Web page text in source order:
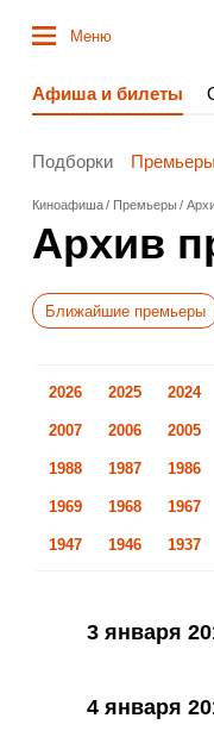
Меню
Афиша и билеты
Подборки Премьеры
Киноафиша Премьеры
Архив
Ближайшие премьеры
2026 2025 2024
2007 2006 2005
1988 1987 1986
1969 1968 1967
1947 1946 1937
3 января
4 января